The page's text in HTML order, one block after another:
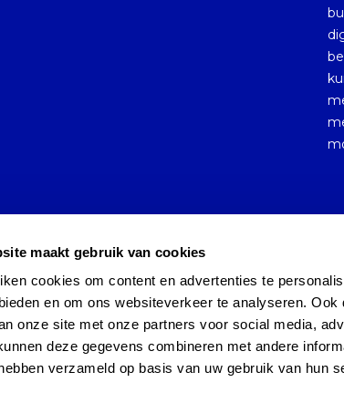
maakt gebruik van cookies
cookies om content en advertenties te
en om ons websiteverkeer te analyseren.
onze site met onze partners voor social media,
deze gegevens combineren met andere
verzameld op basis van uw gebruik van hun
Cookies SitemapPersoonsgegevens